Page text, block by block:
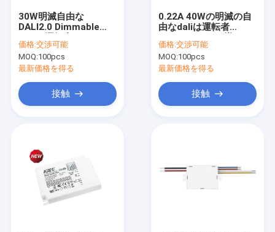
30W明滅自由な
DALI2.0 Dimmable
PDiiV
価格:交渉可能
MOQ:100pcs
最新価格を得る
接触
0.22A 40Wの明滅の自
由なdaliは運転者
価格:交渉可能
MOQ:100pcs
最新価格を得る
接触